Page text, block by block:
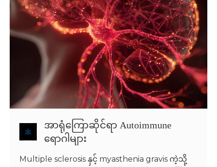
အာရုံကြောဆိုင်ရာ Autoimmune
ရောဂါများ
Multiple sclerosis နှင့် myasthenia gravis ကဲ့သို့